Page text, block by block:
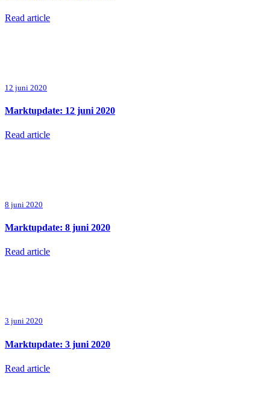
Read article
12 juni 2020
Marktupdate: 12 juni 2020
Read article
8 juni 2020
Marktupdate: 8 juni 2020
Read article
3 juni 2020
Marktupdate: 3 juni 2020
Read article